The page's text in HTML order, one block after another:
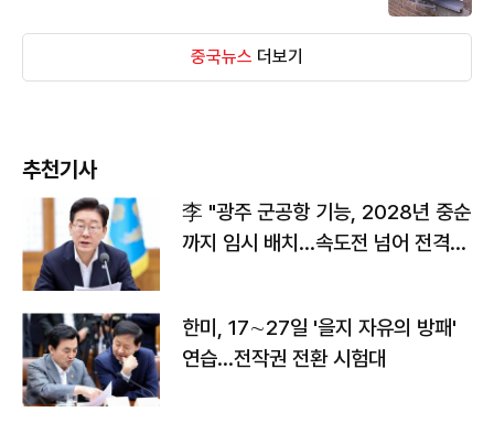
중국뉴스 더보기
추천기사
李 "광주 군공항 기능, 2028년 중순
까지 임시 배치…속도전 넘어 전격
한미, 17∼27일 '을지 자유의 방패'
연습…전작권 전환 시험대